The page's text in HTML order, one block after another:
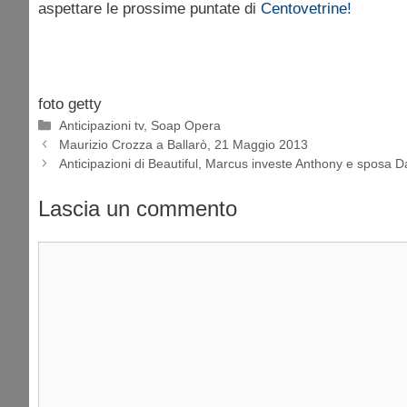
aspettare le prossime puntate di Centovetrine!
foto getty
Categorie
Anticipazioni tv, Soap Opera
Maurizio Crozza a Ballarò, 21 Maggio 2013
Anticipazioni di Beautiful, Marcus investe Anthony e sposa
Lascia un commento